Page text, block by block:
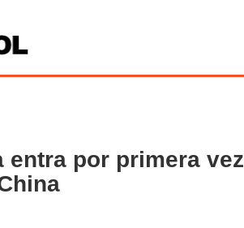
por primera